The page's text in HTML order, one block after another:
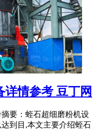
情参考 豆丁网
要：蛭石超细磨粉机设
到目,本文主要介绍蛭石